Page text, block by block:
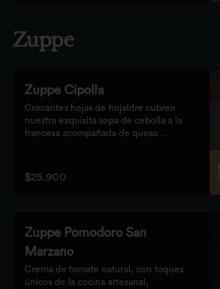
Zuppe
Zuppe Cipolla
Crocantes hojas de hojaldre cubren
nuestra exquisita sopa de cebolla a la
francesa acompañada de queso
$25.900
Zuppe Pomodoro San
Marzano
Crema de tomate natural, con toques
únicos de la cocina artesanal,